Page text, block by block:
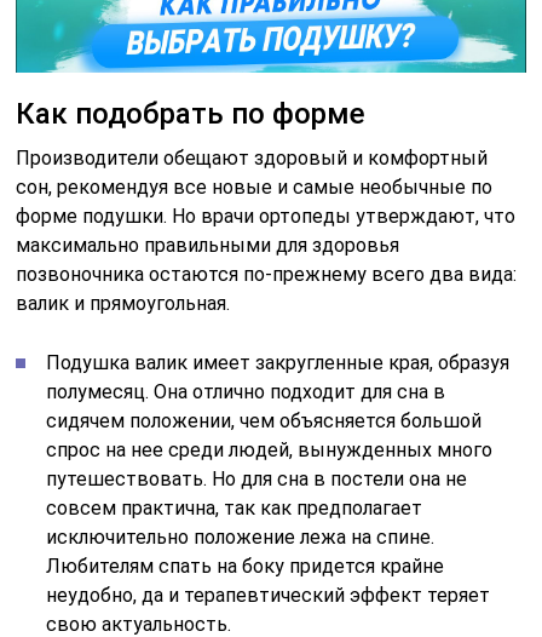
Как подобрать по форме
Производители обещают здоровый и комфортный
сон, рекомендуя все новые и самые необычные по
форме подушки. Но врачи ортопеды утверждают, что
максимально правильными для здоровья
позвоночника остаются по-прежнему всего два вида:
валик и прямоугольная.
Подушка валик имеет закругленные края, образуя
полумесяц. Она отлично подходит для сна в
сидячем положении, чем объясняется большой
спрос на нее среди людей, вынужденных много
путешествовать. Но для сна в постели она не
совсем практична, так как предполагает
исключительно положение лежа на спине.
Любителям спать на боку придется крайне
неудобно, да и терапевтический эффект теряет
свою актуальность.